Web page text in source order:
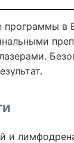
программы в
и